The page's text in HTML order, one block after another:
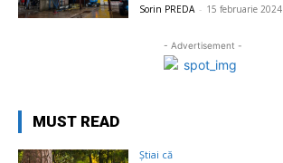
Sorin PREDA - 15 februarie 2024
- Advertisement -
MUST READ
Știai că